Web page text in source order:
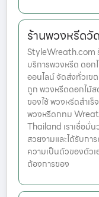
ร้านพวงหรีดวั
StyleWreath.com
บริการพวงหรีด ดอ
ออนไลน์ จัดส่งทั่วเข
ถูก พวงหรีดดอกไม้
ของใช้ พวงหรีดสำเ
พวงหรีดกทม
Thailand เราเชื่อมั่
สวยงามและได้รับก
ความเป็นตัวของตัว
ต้องการของ